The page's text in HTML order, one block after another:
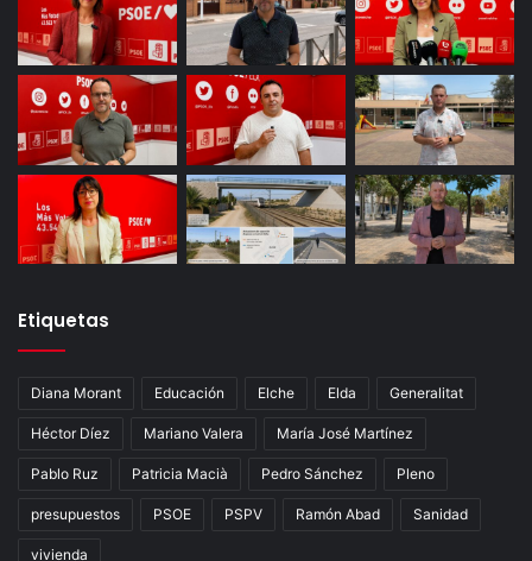
Etiquetas
Diana Morant Educación Elche Elda Generalitat
Héctor Díez Mariano Valera María José Martínez
Pablo Ruz Patricia Macià Pedro Sánchez Pleno
presupuestos PSOE PSPV Ramón Abad Sanidad
vivienda